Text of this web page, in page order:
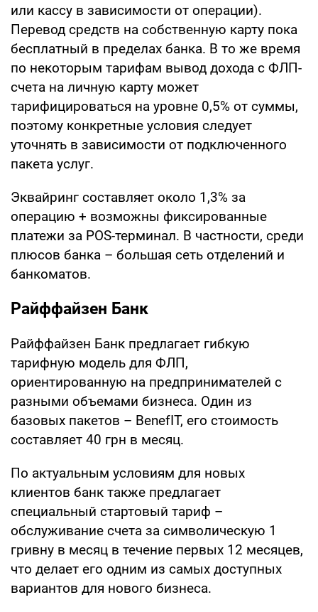
или кассу в зависимости от операции).
Перевод средств на собственную карту пока
бесплатный в пределах банка. В то же время
по некоторым тарифам вывод дохода с ФЛП-
счета на личную карту может
тарифицироваться на уровне 0,5% от суммы,
поэтому конкретные условия следует
уточнять в зависимости от подключенного
пакета услуг.
Эквайринг составляет около 1,3% за
операцию + возможны фиксированные
платежи за POS-терминал. В частности, среди
плюсов банка – большая сеть отделений и
банкоматов.
Райффайзен Банк
Райффайзен Банк предлагает гибкую
тарифную модель для ФЛП,
ориентированную на предпринимателей с
разными объемами бизнеса. Один из
базовых пакетов – BenefIT, его стоимость
составляет 40 грн в месяц.
По актуальным условиям для новых
клиентов банк также предлагает
специальный стартовый тариф –
обслуживание счета за символическую 1
гривну в месяц в течение первых 12 месяцев,
что делает его одним из самых доступных
вариантов для нового бизнеса.